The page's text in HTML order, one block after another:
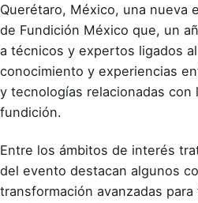
Querétaro, México, una nueva
de Fundición México que, un
a técnicos y expertos ligados
conocimiento y experiencias
y tecnologías relacionadas con
fundición.
Entre los ámbitos de interés
del evento destacan algunos
transformación avanzadas